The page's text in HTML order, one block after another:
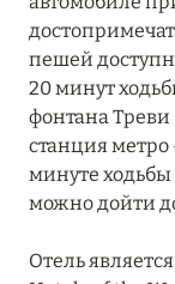
пешей
20 минут
фонтана
станция метро
минуте ходьбы
можно дойти
Отель